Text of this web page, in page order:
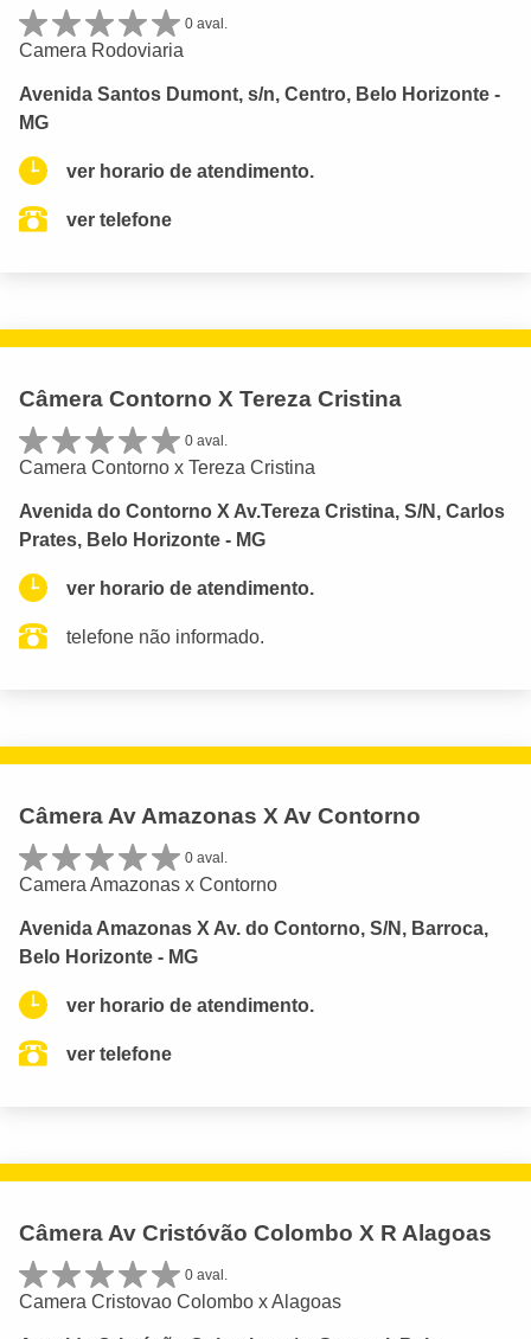
0 aval.
Camera Rodoviaria
Avenida Santos Dumont, s/n, Centro, Belo Horizonte -
MG
ver horario de atendimento.
ver telefone
Câmera Contorno X Tereza Cristina
0 aval.
Camera Contorno x Tereza Cristina
Avenida do Contorno X Av.Tereza Cristina, S/N, Carlos
Prates, Belo Horizonte - MG
ver horario de atendimento.
telefone não informado.
Câmera Av Amazonas X Av Contorno
0 aval.
Camera Amazonas x Contorno
Avenida Amazonas X Av. do Contorno, S/N, Barroca,
Belo Horizonte - MG
ver horario de atendimento.
ver telefone
Câmera Av Cristóvão Colombo X R Alagoas
0 aval.
Camera Cristovao Colombo x Alagoas